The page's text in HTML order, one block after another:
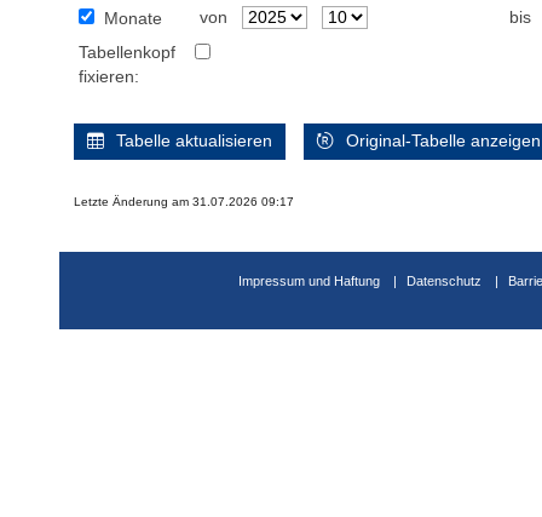
Monate
von
bis
Tabellenkopf
fixieren:
Tabelle aktualisieren Original-Tabelle anzeigen
Letzte Änderung am 31.07.2026 09:17
Impressum und Haftung Datenschutz